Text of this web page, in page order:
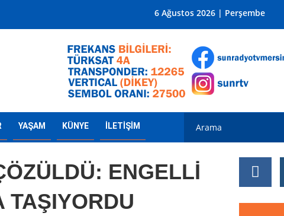
Mersin'in Radyosu SUN RADYO FM 96.1
6 Ağustos 2026 | Perşembe
YAŞAM KÜNYE İLETİŞİM
ENGELLİ
TAŞIYORDU